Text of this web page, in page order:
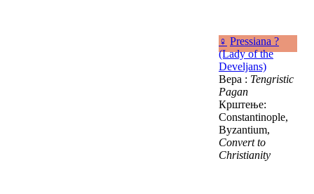
♀ Pressiana ?
(Lady of the
Develjans)
Вера : Tengristic
Pagan
Крштење:
Constantinople,
Byzantium,
Convert to
Christianity